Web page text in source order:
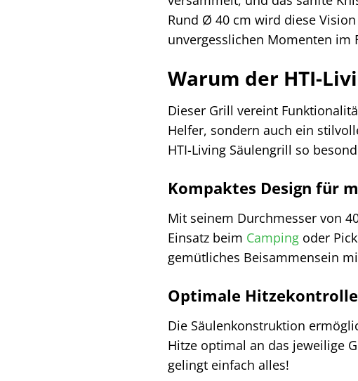
Rund Ø 40 cm wird diese
unvergesslichen Momenten im
Warum der HTI-
Dieser Grill vereint
Helfer, sondern auch ein
HTI-Living Säulengrill so
Kompaktes Design für
Mit seinem Durchmesser von
Einsatz beim Camping oder
gemütliches Beisammensein
Optimale
Die Säulenkonstruktion
Hitze optimal an das jeweilige
gelingt einfach alles!